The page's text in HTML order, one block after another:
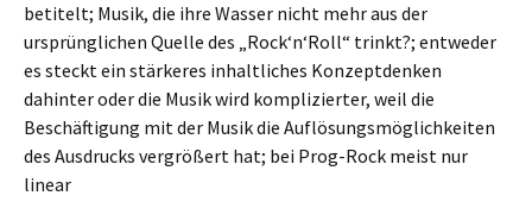
betitelt; Musik, die ihre Wasser nicht mehr aus der
ursprünglichen Quelle des „Rock‘n‘Roll“ trinkt?; entweder
es steckt ein stärkeres inhaltliches Konzeptdenken
dahinter oder die Musik wird komplizierter, weil die
Beschäftigung mit der Musik die Auflösungsmöglichkeiten
des Ausdrucks vergrößert hat; bei Prog-Rock meist nur
linear